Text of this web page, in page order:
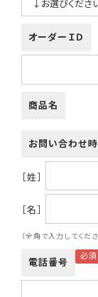
オーダーＩＤ
商品名
お問い合わせ
［姓］
［名］
（全角で入力してくださ
電話番号